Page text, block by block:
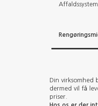
Din virksomhed
dermed vil få
priser.